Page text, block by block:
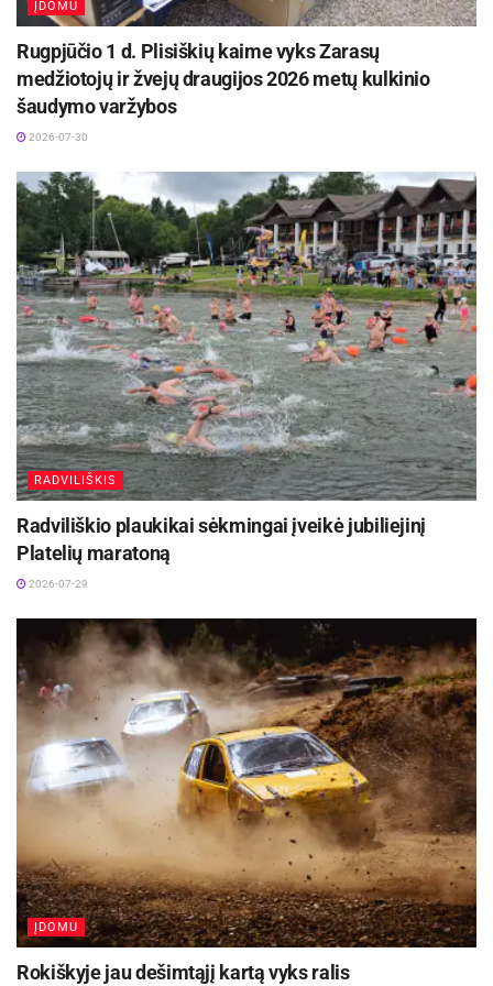
draustinis.
ĮDOMU
Rugpjūčio 1 d. Plisiškių kaime vyks Zarasų
medžiotojų ir žvejų draugijos 2026 metų kulkinio
šaudymo varžybos
2026-07-30
RADVILIŠKIS
Radviliškio plaukikai sėkmingai įveikė jubiliejinį
Platelių maratoną
2026-07-29
ĮDOMU
Rokiškyje jau dešimtąjį kartą vyks ralis